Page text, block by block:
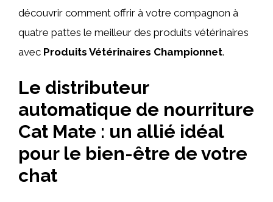
découvrir comment offrir à votre compagnon à
quatre pattes le meilleur des produits vétérinaires
avec Produits Vétérinaires Championnet.
Le distributeur
automatique de nourriture
Cat Mate : un allié idéal
pour le bien-être de votre
chat